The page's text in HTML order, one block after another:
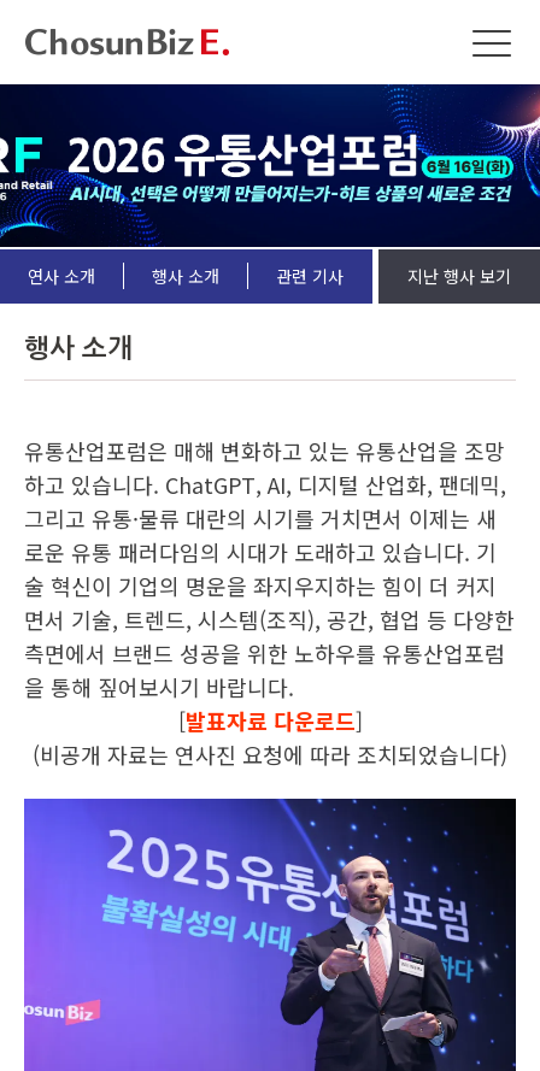
연사 소개 행사 소개 관련 기사 지난 행사 보기
행사 소개
유통산업포럼은 매해 변화하고 있는 유통산업을 조망
하고 있습니다. ChatGPT, AI, 디지털 산업화, 팬데믹,
그리고 유통·물류 대란의 시기를 거치면서 이제는 새
로운 유통 패러다임의 시대가 도래하고 있습니다. 기
술 혁신이 기업의 명운을 좌지우지하는 힘이 더 커지
면서 기술, 트렌드, 시스템(조직), 공간, 협업 등 다양한
측면에서 브랜드 성공을 위한 노하우를 유통산업포럼
을 통해 짚어보시기 바랍니다.
[발표자료 다운로드]
(비공개 자료는 연사진 요청에 따라 조치되었습니다)